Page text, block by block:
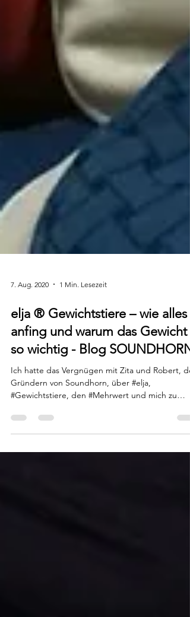
7. Aug. 2020 1 Min. Lesezeit
elja ® Gewichtstiere – wie alles
anfing und warum das Gewicht
so wichtig - Blog SOUNDHORN
Ich hatte das Vergnügen mit Zita und Robert,
#Gewichtstiere, den #Mehrwert und mich zu
sprechen....